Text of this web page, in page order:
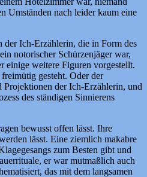
Umständen nach leider kaum eine
Ich-Erzählerin, die in Form des
notorischer Schürzenjäger war,
einige weitere Figuren vorgestellt.
gesteht. Oder der
der Ich-Erzählerin, und
des ständigen Sinnierens
bewusst offen lässt. Ihre
lässt. Eine ziemlich makabre
zum Besten gibt und
er war mutmaßlich auch
das mit dem langsamen